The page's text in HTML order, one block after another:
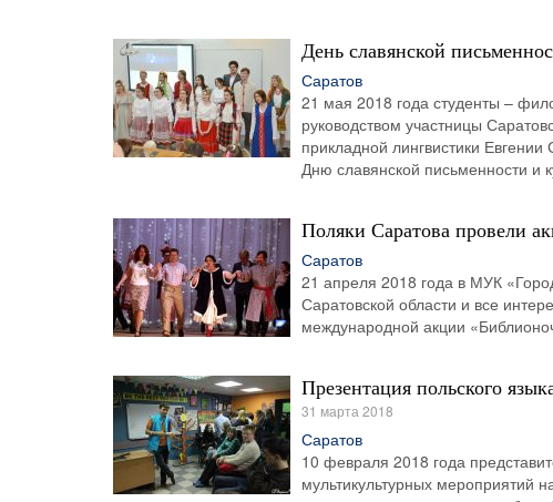
День славянской
Саратов
21 мая 2018 года студенты –
руководством участницы
прикладной лингвистики
Дню славянской письменности и
Поляки Саратова провели
Саратов
21 апреля 2018 года в МУК
Саратовской области и все
международной акции
Презентация польского
31 марта 2018
Саратов
10 февраля 2018 года
мультикультурных мероприятий